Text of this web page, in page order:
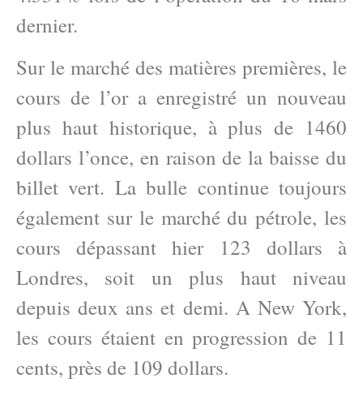
dernier.
Sur le marché des matières premières, le
cours de l’or a enregistré un nouveau
plus haut historique, à plus de 1460
dollars l’once, en raison de la baisse du
billet vert. La bulle continue toujours
également sur le marché du pétrole, les
cours dépassant hier 123 dollars à
Londres, soit un plus haut niveau
depuis deux ans et demi. A New York,
les cours étaient en progression de 11
cents, près de 109 dollars.